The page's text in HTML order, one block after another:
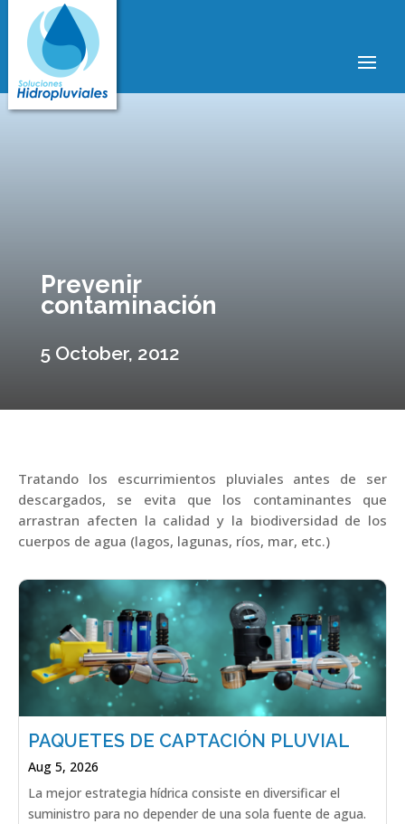
Prevenir
contaminación
5 October, 2012
Tratando los escurrimientos pluviales antes de ser
descargados, se evita que los contaminantes que
arrastran afecten la calidad y la biodiversidad de los
cuerpos de agua (lagos, lagunas, ríos, mar, etc.)
PAQUETES DE CAPTACIÓN PLUVIAL
Aug 5, 2026
La mejor estrategia hídrica consiste en diversificar el
suministro para no depender de una sola fuente de agua.